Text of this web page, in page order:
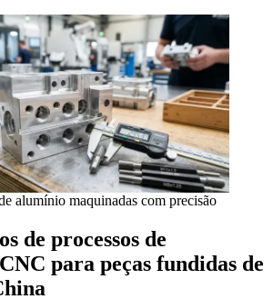
alumínio maquinadas com precisão
de processos de
para peças fundidas de